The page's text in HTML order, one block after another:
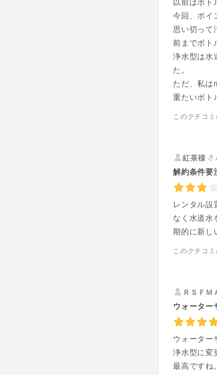
以前はボト
今回、ポイ
思い切って
前までボト
浄水型は水
た。
ただ、私は
重たいボト
このクチコ
紅茶様
解約条件要
レンタル
なく水道水
期的に新し
このクチコ
ＲＳＦＭ
ウォーター
ウォーター
浄水型に変
最高ですね